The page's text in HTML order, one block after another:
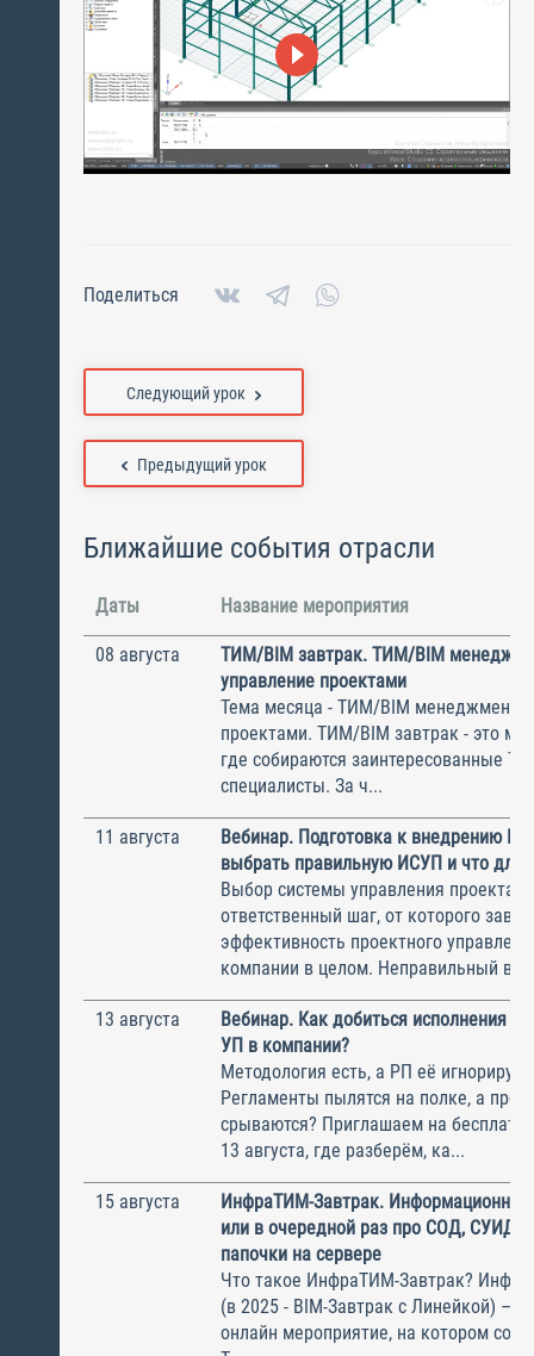
Поделиться
Предыдущий урок
Следующий урок
Ближайшие события отрасли
Даты Название мероприятия
08 августа
ТИМ/BIM завтрак. ТИМ/BIM
управление проектами
Тема месяца - ТИМ/BIM менеджмент и
проектами. ТИМ/BIM завтрак - это
где собираются заинтересованные
специалисты. За ч...
11 августа
Вебинар. Подготовка к внедрению
выбрать правильную ИСУП и что для
Выбор системы управления
ответственный шаг, от которого
эффективность проектного
компании в целом. Неправильный
13 августа
Вебинар. Как добиться исполнения
УП в компании?
Методология есть, а РП её
Регламенты пылятся на полке, а
срываются? Приглашаем на
13 августа, где разберём, ка...
15 августа
ИнфраТИМ-Завтрак.
или в очередной раз про СОД, СУИД и
папочки на сервере
Что такое ИнфраТИМ-Завтрак?
(в 2025 - BIM-Завтрак с Линейкой) –
онлайн мероприятие, на котором